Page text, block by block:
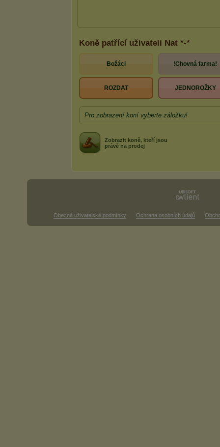
Koně patřící uživateli Nat *-*
Božáci !Chovná farma!
ROZDAT JEDNOROŽKY
Pro zobrazení koní vyberte záložku!
Zobrazit koně, kteří jsou
právě na prodej
Obecné uživatelské podmínky Ochrana osobních údajů